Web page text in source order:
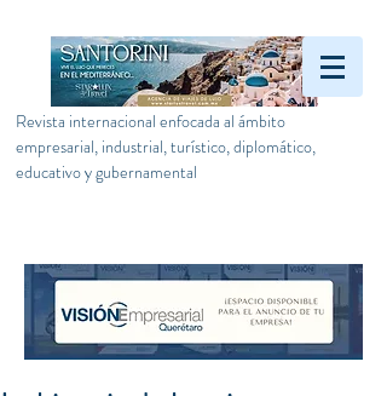
Revista internacional enfocada al ámbito
empresarial, industrial, turístico, diplomático,
educativo y gubernamental